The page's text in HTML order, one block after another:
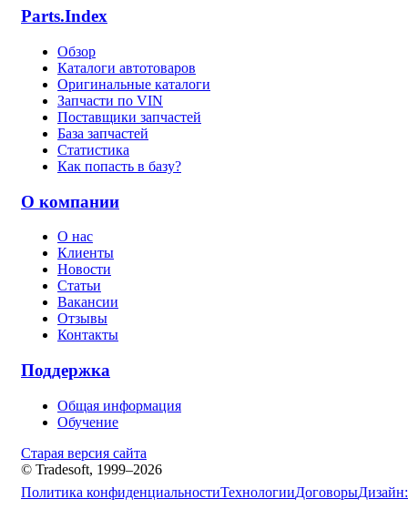
Parts.Index
Обзор
Каталоги автотоваров
Оригинальные каталоги
Запчасти по VIN
Поставщики запчастей
База запчастей
Статистика
Как попасть в базу?
О компании
О нас
Клиенты
Новости
Статьи
Вакансии
Отзывы
Контакты
Поддержка
Общая информация
Обучение
Старая версия сайта
© Tradesoft, 1999–2026
Политика конфиденциальностиТехнологииДоговорыДизайн: